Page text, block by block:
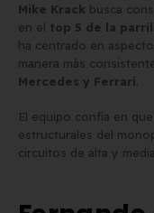
Mike Krack busca
en el top 5 de la
ha centrado en
manera más
Mercedes y Ferrari
El equipo confía en
estructurales del
circuitos de alta y